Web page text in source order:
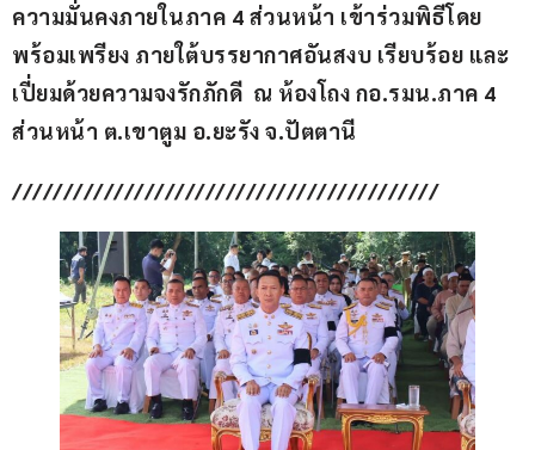
ความมั่นคงภายในภาค 4 ส่วนหน้า เข้าร่วมพิธีโดย
พร้อมเพรียง ภายใต้บรรยากาศอันสงบ เรียบร้อย และ
เปี่ยมด้วยความจงรักภักดี  ณ ห้องโถง กอ.รมน.ภาค 4
ส่วนหน้า ต.เขาตูม อ.ยะรัง จ.ปัตตานี
//////////////////////////////////////////